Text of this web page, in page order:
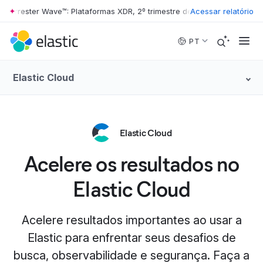
Skip to main content
Wave™: Plataformas XDR, 2º trimestre de 2026 • The Forrester
Acessar relatório
PT
Elastic Cloud
Elastic Cloud
Acelere os resultados no
Elastic Cloud
Acelere resultados importantes ao usar a
Elastic para enfrentar seus desafios de
busca, observabilidade e segurança. Faça a